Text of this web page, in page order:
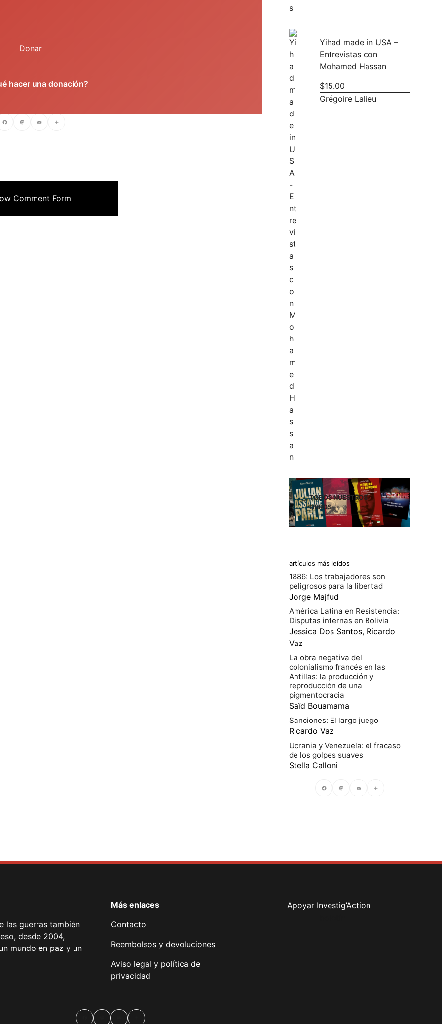
Donar
hacer una donación?
Comment Form
Yihad made in USA –
Entrevistas con
Mohamed Hassan
$15.00
Grégoire Lalieu
TODOS NUESTROS
LIBROS
artículos más leídos
1886: Los trabajadores son
peligrosos para la libertad
Jorge Majfud
América Latina en Resistencia:
Disputas internas en Bolivia
Jessica Dos Santos, Ricardo
Vaz
La obra negativa del
colonialismo francés en las
Antillas: la producción y
reproducción de una
pigmentocracia
Saïd Bouamama
Sanciones: El largo juego
Ricardo Vaz
Ucrania y Venezuela: el fracaso
de los golpes suaves
Stella Calloni
las guerras también
desde 2004,
mundo en paz y un
Más enlaces
Contacto
Reembolsos y devoluciones
Aviso legal y política de
privacidad
Apoyar Investig’Action